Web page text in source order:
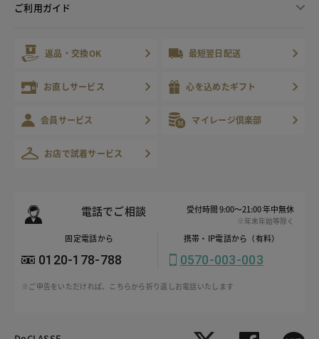
ご利用ガイド
返品・交換OK 最短翌日配送
お直しサービス 心を込めたギフト
会員サービス マイレージ倶楽部
お店で試着サービス
電話でご相談 受付時間 9:00～21:00 年中無休
※年末年始等除く
固定電話から
0120-178-788
携帯・IP電話から（有料）
0570-003-003
※ご申告をいただければ、こちらから折り返しお電話いたします